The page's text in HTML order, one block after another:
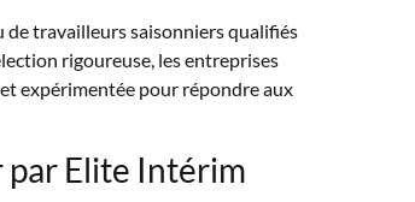
travailleurs saisonniers qualifiés
rigoureuse, les entreprises
expérimentée pour répondre aux
par Elite Intérim